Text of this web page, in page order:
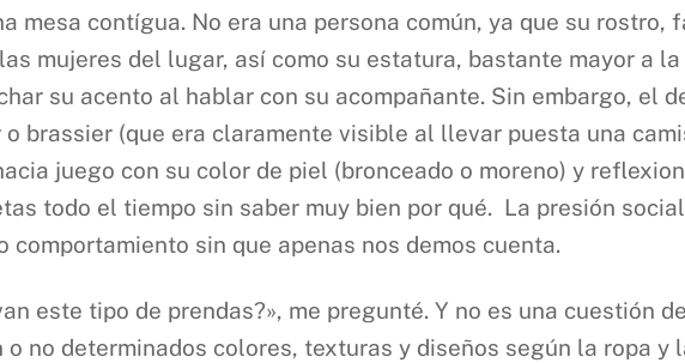
mesa contígua. No era una persona común, ya que su rostro,
mujeres del lugar, así como su estatura, bastante mayor a
su acento al hablar con su acompañante. Sin embargo, el
brassier (que era claramente visible al llevar puesta una
juego con su color de piel (bronceado o moreno) y
todo el tiempo sin saber muy bien por qué. La presión
comportamiento sin que apenas nos demos cuenta.
este tipo de prendas?», me pregunté. Y no es una cuestión
no determinados colores, texturas y diseños según la ropa y